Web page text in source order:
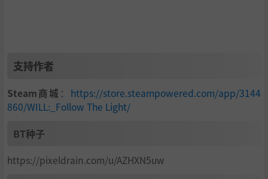
支持作者
Steam商城 ： https://store.steampowered.com/app/3144
860/WILL:_Follow The Light/
BT种子
https://pixeldrain.com/u/AZHXN5uw